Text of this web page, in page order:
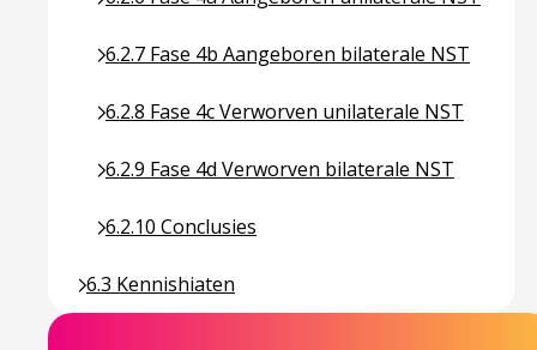
6.2.7 Fase 4b Aangeboren bilaterale NST
Ga naar pagina over 6.2.7 Fase 4b Aangeboren
6.2.8 Fase 4c Verworven unilaterale NST
Ga naar pagina over 6.2.8 Fase 4c Verworven
6.2.9 Fase 4d Verworven bilaterale NST
Ga naar pagina over 6.2.9 Fase 4d Verworven
6.2.10 Conclusies
Ga naar pagina over 6.2.10 Conclusies
6.3 Kennishiaten
Ga naar pagina over 6.3 Kennishiaten